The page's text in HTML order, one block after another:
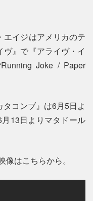
エイジはアメリカのテ
』で『アライヴ・イ
Joke / Paper
コンブ』は6月5日よ
13日よりマタドール
像はこちらから。